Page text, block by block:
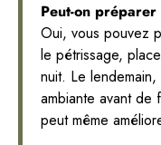
Peut-on préparer
Oui, vous pouvez
le pétrissage,
nuit. Le
ambiante avant de
peut même